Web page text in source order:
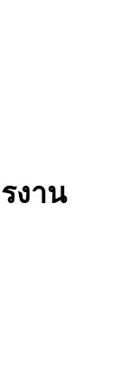
งาน